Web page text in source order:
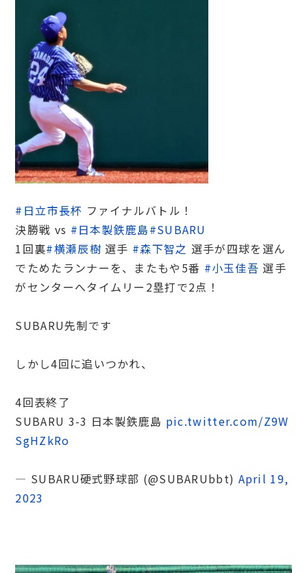
#日立市長杯 ファイナルバトル！
決勝戦 vs #日本製鉄鹿島#SUBARU
1回裏#横瀬辰樹 選手 #森下智之 選手が四球を選ん
でためたランナーを、またもや5番 #小玉佳吾 選手
がセンターへタイムリー2塁打で2点！
SUBARU先制です
しかし4回に追いつかれ、
4回表終了
SUBARU 3-3 日本製鉄鹿島 pic.twitter.com/Z9W
SgHZkRo
— SUBARU硬式野球部 (@SUBARUbbt) April 19,
2023